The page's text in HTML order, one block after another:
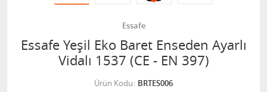
Essafe
Essafe Yeşil Eko Baret Enseden Ayarlı
Vidalı 1537 (CE - EN 397)
Ürün Kodu BRTES006